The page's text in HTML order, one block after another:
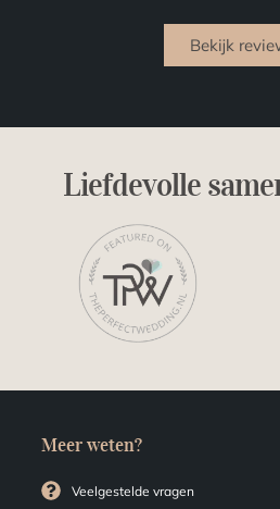
Bekijk
Liefdevolle
Meer weten?
Veelgestelde vragen